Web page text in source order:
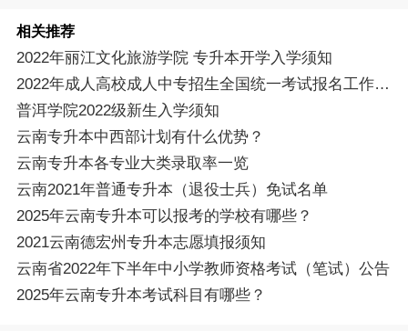
相关推荐
2022年丽江文化旅游学院 专升本开学入学须知
2022年成人高校成人中专招生全国统一考试报名工作的通知
普洱学院2022级新生入学须知
云南专升本中西部计划有什么优势？
云南专升本各专业大类录取率一览
云南2021年普通专升本（退役士兵）免试名单
2025年云南专升本可以报考的学校有哪些？
2021云南德宏州专升本志愿填报须知
云南省2022年下半年中小学教师资格考试（笔试）公告
2025年云南专升本考试科目有哪些？